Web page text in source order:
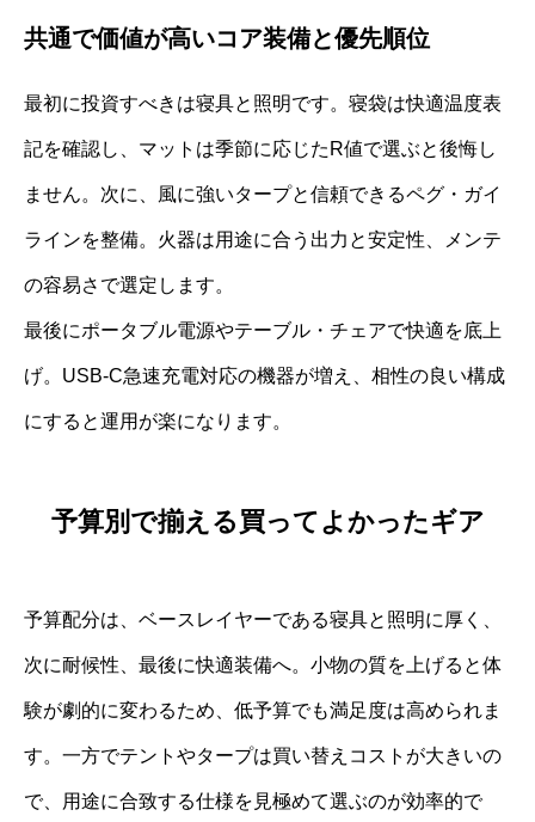
共通で価値が高いコア装備と優先順位
最初に投資すべきは寝具と照明です。寝袋は快適温度表
記を確認し、マットは季節に応じたR値で選ぶと後悔し
ません。次に、風に強いタープと信頼できるペグ・ガイ
ラインを整備。火器は用途に合う出力と安定性、メンテ
の容易さで選定します。
最後にポータブル電源やテーブル・チェアで快適を底上
げ。USB-C急速充電対応の機器が増え、相性の良い構成
にすると運用が楽になります。
予算別で揃える買ってよかったギア
予算配分は、ベースレイヤーである寝具と照明に厚く、
次に耐候性、最後に快適装備へ。小物の質を上げると体
験が劇的に変わるため、低予算でも満足度は高められま
す。一方でテントやタープは買い替えコストが大きいの
で、用途に合致する仕様を見極めて選ぶのが効率的で